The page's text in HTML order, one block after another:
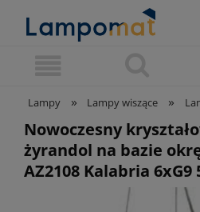
Lampy » Lampy wiszące »
Nowoczesny
żyrandol na bazie
AZ2108 Kalabria 6xG9